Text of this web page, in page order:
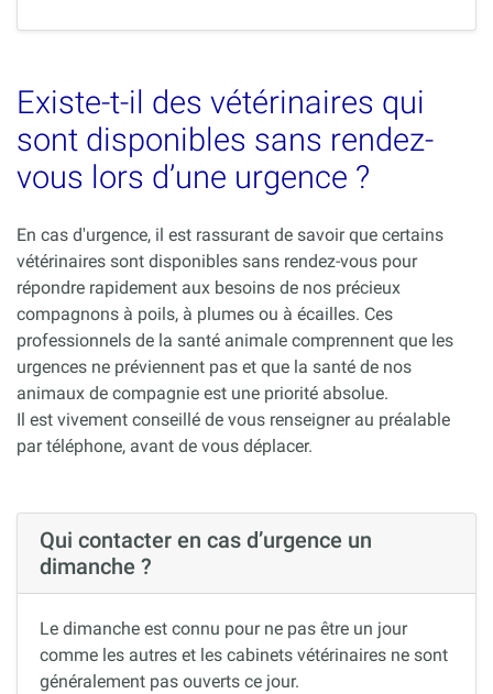
Existe-t-il des vétérinaires qui
sont disponibles sans rendez-
vous lors d’une urgence ?
En cas d'urgence, il est rassurant de savoir que certains
vétérinaires sont disponibles sans rendez-vous pour
répondre rapidement aux besoins de nos précieux
compagnons à poils, à plumes ou à écailles. Ces
professionnels de la santé animale comprennent que les
urgences ne préviennent pas et que la santé de nos
animaux de compagnie est une priorité absolue.
Il est vivement conseillé de vous renseigner au préalable
par téléphone, avant de vous déplacer.
Qui contacter en cas d’urgence un
dimanche ?
Le dimanche est connu pour ne pas être un jour
comme les autres et les cabinets vétérinaires ne sont
généralement pas ouverts ce jour.